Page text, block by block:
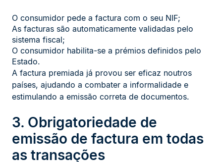
O consumidor pede a factura com o seu NIF;
As facturas são automaticamente validadas pelo
sistema fiscal;
O consumidor habilita-se a prémios definidos pelo
Estado.
A factura premiada já provou ser eficaz noutros
países, ajudando a combater a informalidade e
estimulando a emissão correta de documentos.
3. Obrigatoriedade de
emissão de factura em todas
as transações